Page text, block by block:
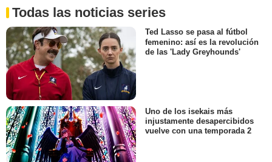
Todas las noticias series
Ted Lasso se pasa al fútbol
femenino: así es la revolución
de las 'Lady Greyhounds'
Uno de los isekais más
injustamente desapercibidos
vuelve con una temporada 2